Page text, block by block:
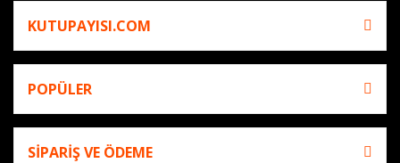
KUTUPAYISI.COM
POPÜLER
SİPARİŞ VE ÖDEME